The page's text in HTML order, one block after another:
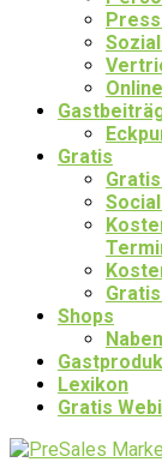
Gratis
Shops
Lexikon
Gratis